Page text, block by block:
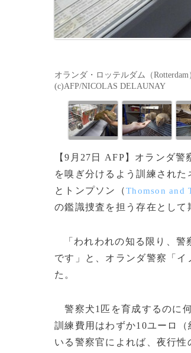
オランダ・ロッテルダム（
(c)AFP/NICOLAS DELAUNAY
【9月27日 AFP】オランダ
を嗅ぎ分けるよう訓練され
とトンプソン（Thomson and
の鑑識捜査を担う存在として
「われわれの知る限り、警
です」と、オランダ警察「
た。
警察犬1匹を育成するのに
訓練費用はわずか10ユーロ
いる警察官によれば、夜行